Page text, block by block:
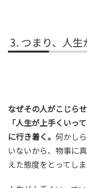
つまり、人
なぜその人がこじら
「人生が上手くいっ
に行き着く。 何かし
いないから、物事に
えた態度をとってしま